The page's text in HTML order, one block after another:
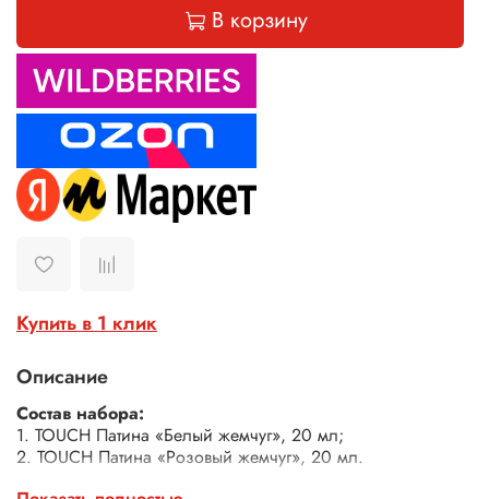
В корзину
Купить в 1 клик
Описание
Состав набора:
1. TOUCH Патина «Белый жемчуг», 20 мл;
2. TOUCH Патина «Розовый жемчуг», 20 мл.